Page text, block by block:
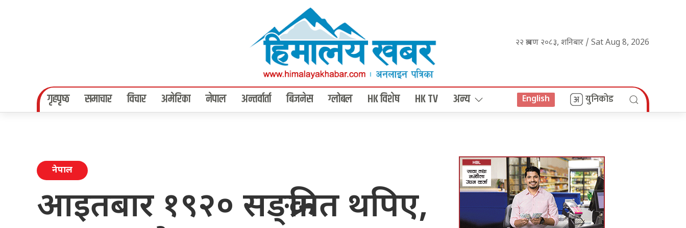
२२ श्रावण २०८३, शनिबार / Sat Aug 8, 2026
गृहपृष्‍ठ समाचार विचार अमेरिका नेपाल अन्तर्वार्ता बिजनेस ग्लोबल HK विशेष HK TV अन्य English युनिकोड
नेपाल
आइतबार १९२० सङ्क्रमित थपिए,